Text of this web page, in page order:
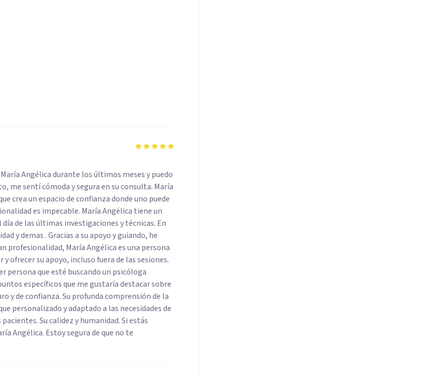
Angélica durante los últimos meses y puedo
me sentí cómoda y segura en su consulta. María
crea un espacio de confianza donde uno puede
es impecable. María Angélica tiene un
de las últimas investigaciones y técnicas. En
y demas . Gracias a su apoyo y guiando, he
profesionalidad, María Angélica es una persona
ofrecer su apoyo, incluso fuera de las sesiones.
persona que esté buscando un psicóloga
específicos que me gustaría destacar sobre
y de confianza. Su profunda comprensión de la
personalizado y adaptado a las necesidades de
Su calidez y humanidad. Si estás
Angélica. Estoy segura de que no te